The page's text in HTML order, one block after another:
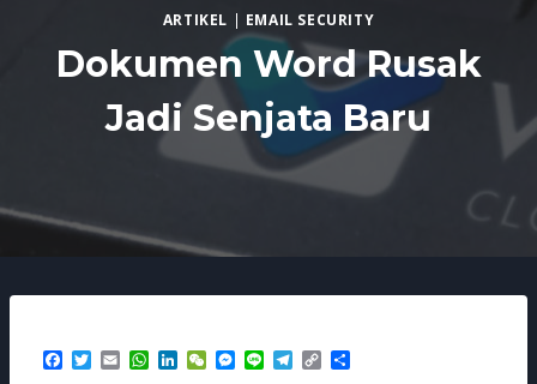
ARTIKEL | EMAIL SECURITY
Dokumen Word Rusak
Jadi Senjata Baru
T E W L W M L T C